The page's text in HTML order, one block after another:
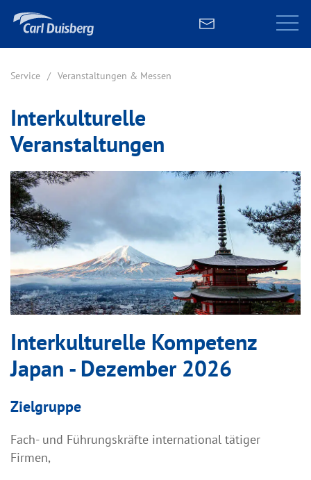
Service Veranstaltungen & Messen
Interkulturelle
Veranstaltungen
Interkulturelle Kompetenz
Japan - Dezember 2026
Zielgruppe
Fach- und Führungskräfte international tätiger
Firmen,